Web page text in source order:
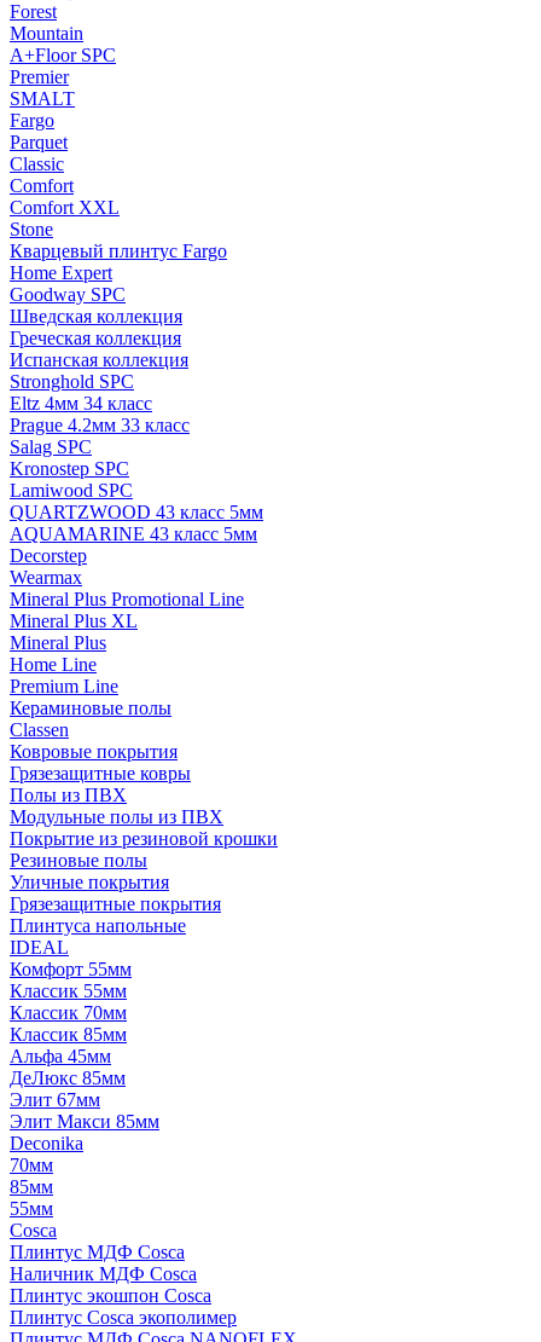
Forest
Mountain
A+Floor SPC
Premier
SMALT
Fargo
Parquet
Classic
Comfort
Comfort XXL
Stone
Кварцевый плинтус Fargo
Home Expert
Goodway SPC
Шведская коллекция
Греческая коллекция
Испанская коллекция
Stronghold SPC
Eltz 4мм 34 класс
Prague 4.2мм 33 класс
Salag SPC
Kronostep SPC
Lamiwood SPC
QUARTZWOOD 43 класс 5мм
AQUAMARINE 43 класс 5мм
Decorstep
Wearmax
Mineral Plus Promotional Line
Mineral Plus XL
Mineral Plus
Home Line
Premium Line
Кераминовые полы
Classen
Ковровые покрытия
Грязезащитные ковры
Полы из ПВХ
Модульные полы из ПВХ
Покрытие из резиновой крошки
Резиновые полы
Уличные покрытия
Грязезащитные покрытия
Плинтуса напольные
IDEAL
Комфорт 55мм
Классик 55мм
Классик 70мм
Классик 85мм
Альфа 45мм
ДеЛюкс 85мм
Элит 67мм
Элит Макси 85мм
Deconika
70мм
85мм
55мм
Cosca
Плинтус МДФ Cosca
Наличник МДФ Cosca
Плинтус экошпон Cosca
Плинтус Cosca экополимер